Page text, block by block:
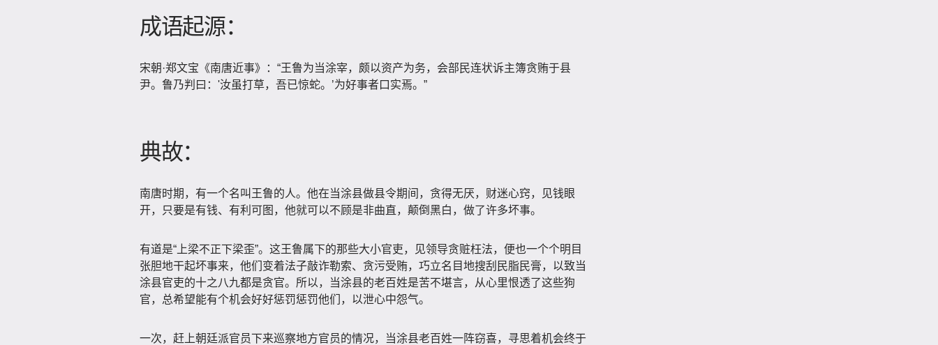
成语起源：
宋朝·郑文宝《南唐近事》：“王鲁为当涂宰，颇以资产为务，会部民连状诉主簿贪贿于县
尹。鲁乃判曰：'汝虽打草，吾已惊蛇。’为好事者口实焉。”
典故：
南唐时期，有一个名叫王鲁的人。他在当涂县做县令期间，贪得无厌，财迷心窍，见钱眼
开，只要是有钱、有利可图，他就可以不顾是非曲直，颠倒黑白，做了许多坏事。
有道是“上梁不正下梁歪”。这王鲁属下的那些大小官吏，见领导贪赃枉法，便也一个个明目
张胆地干起坏事来，他们变着法子敲诈勒索、贪污受贿，巧立名目地搜刮民脂民膏，以致当
涂县官吏的十之八九都是贪官。所以，当涂县的老百姓是苦不堪言，从心里恨透了这些狗
官，总希望能有个机会好好惩罚惩罚他们，以泄心中怨气。
一次，赶上朝廷派官员下来巡察地方官员的情况，当涂县老百姓一阵窃喜，寻思着机会终于